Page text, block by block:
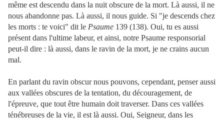
même est descendu dans la nuit obscure de la mort. Là aussi, il ne
nous abandonne pas. Là aussi, il nous guide. Si "je descends chez
les morts : te voici" dit le Psaume 139 (138). Oui, tu es aussi
présent dans l'ultime labeur, et ainsi, notre Psaume responsorial
peut-il dire : là aussi, dans le ravin de la mort, je ne crains aucun
mal.
En parlant du ravin obscur nous pouvons, cependant, penser aussi
aux vallées obscures de la tentation, du découragement, de
l'épreuve, que tout être humain doit traverser. Dans ces vallées
ténébreuses de la vie, il est là aussi. Oui, Seigneur, dans les